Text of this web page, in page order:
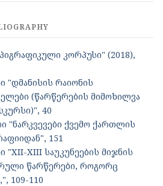
კორპუსი" (2018),
"დმანისის რაიონის
(წარწერების მიმოხილვა
40
"ნარკვევები ქვემო ქართლის
151
XIII საუკუნეების მიჯნის
წარწერები, როგორც
109-110